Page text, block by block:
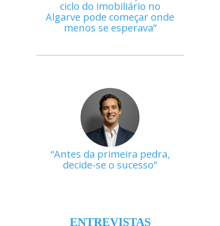
ciclo do imobiliário no
Algarve pode começar onde
menos se esperava
Antes da primeira pedra,
decide-se o sucesso
ENTREVISTAS